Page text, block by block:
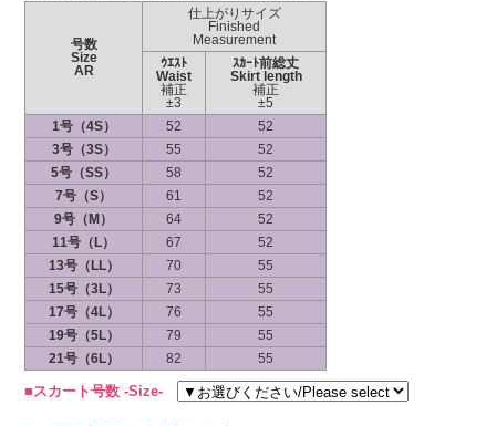
号数
Size
AR
仕上がりサイズ
Finished
Measurement
ｳｴｽﾄ
Waist
補正
±3
ｽｶｰﾄ前総丈
Skirt length
補正
±5
1号（4S）
52
52
3号（3S）
55
52
5号（SS）
58
52
7号（S）
61
52
9号（M）
64
52
11号（L）
67
52
13号（LL）
70
55
15号（3L）
73
55
17号（4L）
76
55
19号（5L）
79
55
21号（6L）
82 55
■スカート号数 -Size-